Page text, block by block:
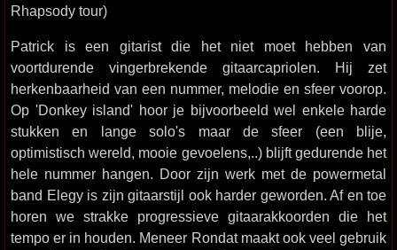
Rhapsody tour)
Patrick is een gitarist die het niet moet hebben van
voortdurende vingerbrekende gitaarcapriolen. Hij zet
herkenbaarheid van een nummer, melodie en sfeer voorop.
Op 'Donkey island' hoor je bijvoorbeeld wel enkele harde
stukken en lange solo's maar de sfeer (een blije,
optimistisch wereld, mooie gevoelens,..) blijft gedurende het
hele nummer hangen. Door zijn werk met de powermetal
band Elegy is zijn gitaarstijl ook harder geworden. Af en toe
horen we strakke progressieve gitaarakkoorden die het
tempo er in houden. Meneer Rondat maakt ook veel gebruik